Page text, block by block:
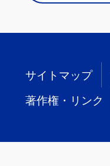
サイトマップ
著作権・リンク